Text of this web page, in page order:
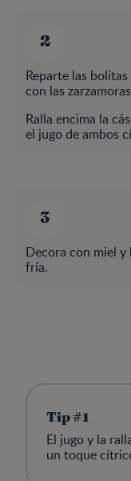
Reparte las
con las
Ralla encima la
el jugo de ambos
Decora con miel y
fría.
Tip #1
El jugo y la
un toque